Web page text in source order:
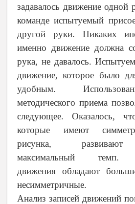
задавалось движение одной
команде испытуемый
другой руки. Никаких
именно движение должна
рука, не давалось.
движение, которое было
удобным.
методического приема
следующее. Оказалось,
которые имеют
рисунка, развивают
максимальный темп.
движения обладают
несимметричные.
Анализ записей движений